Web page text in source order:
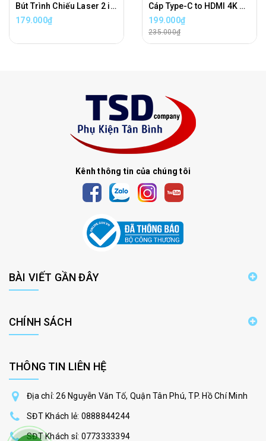
Bút Trình Chiếu Laser 2 in 1 Hoco GM203 Wireless Presenter Chính Hãng
179.000₫
Cáp Type-C to HDMI 4K Hoco UA27 Chính Hãng Dài 2 Mét
199.000₫
235.000₫
Kênh thông tin của chúng tôi
BÀI VIẾT GẦN ĐÂY
CHÍNH SÁCH
THÔNG TIN LIÊN HỆ
Địa chỉ: 26 Nguyễn Văn Tố, Quận Tân Phú, TP. Hồ Chí Minh
SĐT Khách lẻ: 0888844244
SĐT Khách sỉ: 0773333394